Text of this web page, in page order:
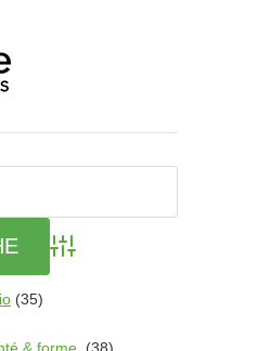
Advanced Search
(35)
& forme (38)